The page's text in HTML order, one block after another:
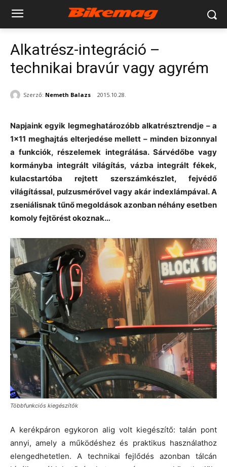
Alkatrész-integráció –
technikai bravúr vagy agyrém
Szerző: Nemeth Balazs 2015.10.28.
Napjaink egyik legmeghatározóbb alkatrésztrendje – a
1×11 meghajtás elterjedése mellett – minden bizonnyal
a funkciók, részelemek integrálása. Sárvédőbe vagy
kormányba integrált világítás, vázba integrált fékek,
kulacstartóba rejtett szerszámkészlet, fejvédő
világítással, pulzusmérővel vagy akár indexlámpával. A
zseniálisnak tűnő megoldások azonban néhány esetben
komoly fejtörést okoznak…
Többfunkciós kiegészítők
A kerékpáron egykoron alig volt kiegészítő: talán pont
annyi, amely a működéshez és praktikus használathoz
elengedhetetlen. A technikai fejlődés azonban tálcán